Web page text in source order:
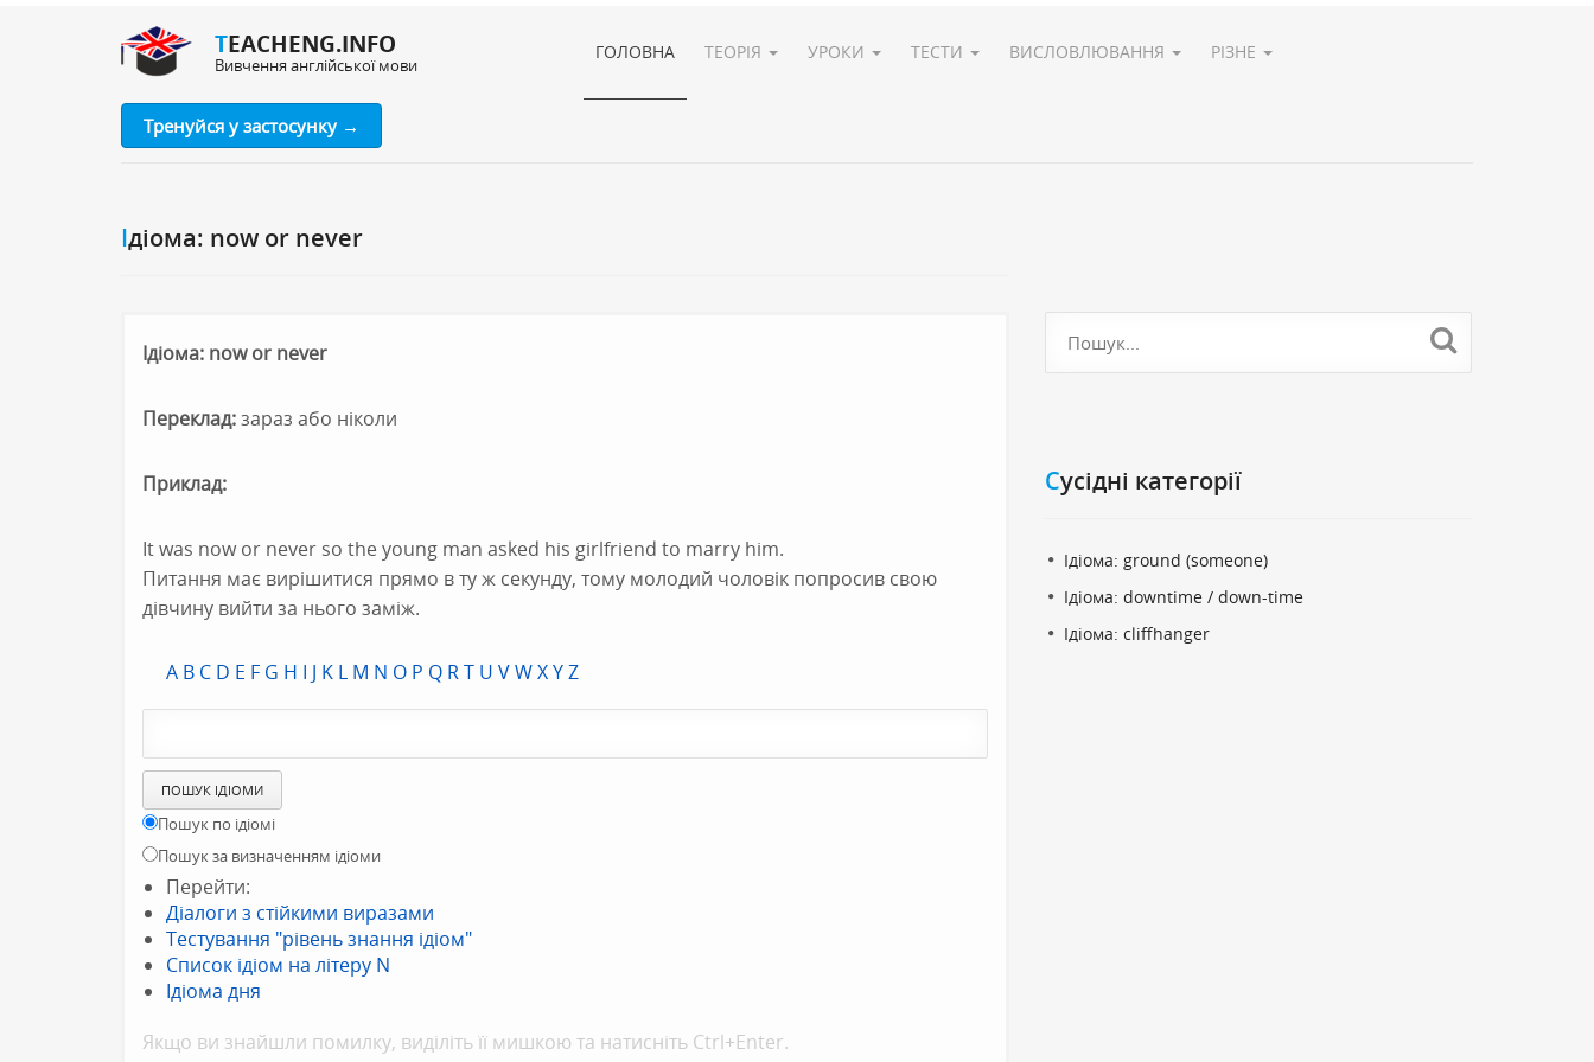
TEACHENG.INFO
Вивчення англійської мови
Тренуйся у застосунку →
ГОЛОВНА ТЕОРІЯ УРОКИ ТЕСТИ ВИСЛОВЛЮВАННЯ РІЗНЕ
Ідіома: now or never
Ідіома: now or never
Переклад:зараз або ніколи
Приклад:
It was now or never so the young man asked his girlfriend to marry him.
Питання має вирішитися прямо в ту ж секунду, тому молодий чоловік попросив свою
дівчину вийти за нього заміж.
A B C D E F G H I J K L M N O P Q RT U VWXYZ
Пошук по ідіомі
Пошук за визначенням ідіоми
Перейти:
Діалоги з стійкими виразами
Тестування "рівень знання ідіом"
Список ідіом на літеру N
Ідіома дня
Якщо ви знайшли помилку, видiлiть її мишкою та натисніть Ctrl+Enter.
Cусідні категорії
Ідіома: ground (someone)
Ідіома: downtime / down-time
Ідіома: cliffhanger